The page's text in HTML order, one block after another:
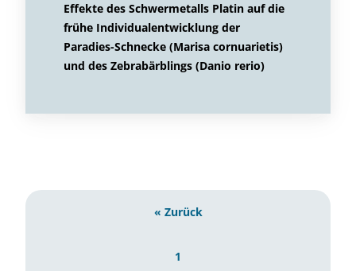
Effekte des Schwermetalls Platin auf die
frühe Individualentwicklung der
Paradies-Schnecke (Marisa cornuarietis)
und des Zebrabärblings (Danio rerio)
« Zurück
1